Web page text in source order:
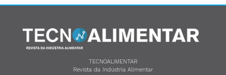
TECNOALIMENTAR
Revista da Indústria Alimentar